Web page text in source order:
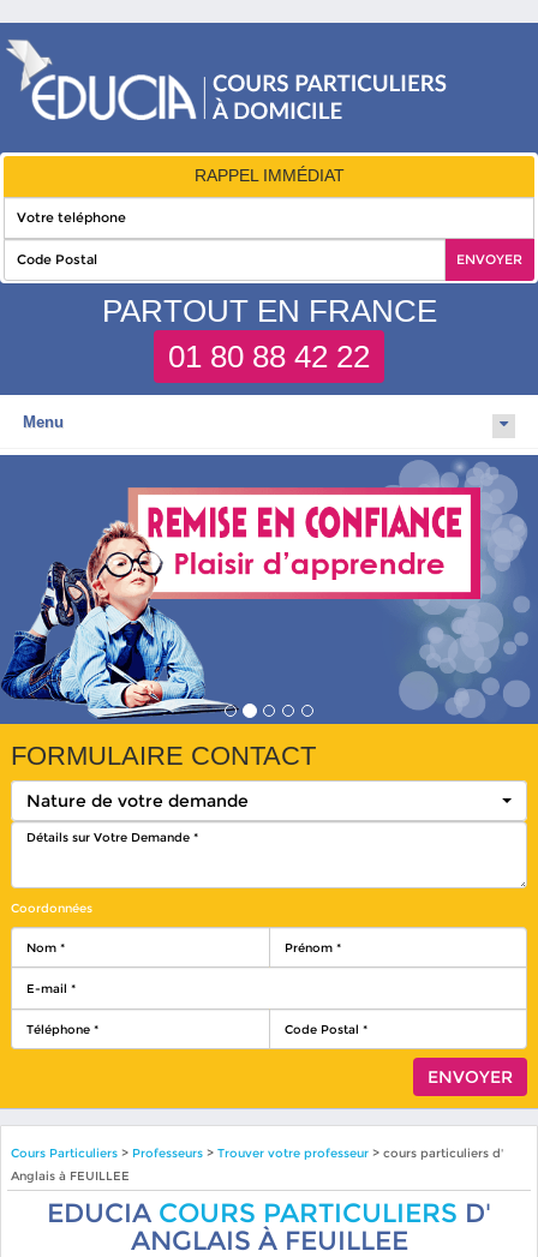
RAPPEL IMMÉDIAT
PARTOUT EN FRANCE
01 80 88 42 22
Menu
FORMULAIRE CONTACT
Nature de votre demande
Coordonnées
Cours Particuliers> Professeurs > Trouver votre professeur> cours particuliers d'
Anglais à FEUILLEE
EDUCIA COURS PARTICULIERS D'
ANGLAIS À FEUILLEE